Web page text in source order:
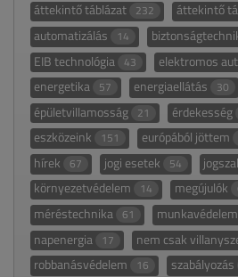
áttekintő táblázat 232 áttekintő
automatizálás 14
EIB technológia 43 elektromos
energetika 57 energiaellátás 30
épületvillamosság 21 érdekesség
eszközeink 151 európából jöttem
hírek 67 jogi esetek 54
környezetvédelem 14 megújulók
méréstechnika 61 munkavédelem
napenergia 17 nem csak
robbanásvédelem 16 szabályozás